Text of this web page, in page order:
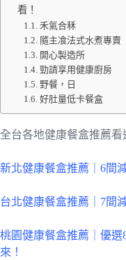
看！
禾氣合秝
隨主飡法式水煮專賣
開心製造所
勁請享用健康廚房
野餐，日
好肚量低卡餐盒
全台各地健康餐盒推薦看
新北健康餐盒推薦｜6間
台北健康餐盒推薦｜7間
桃園健康餐盒推薦｜優
來！